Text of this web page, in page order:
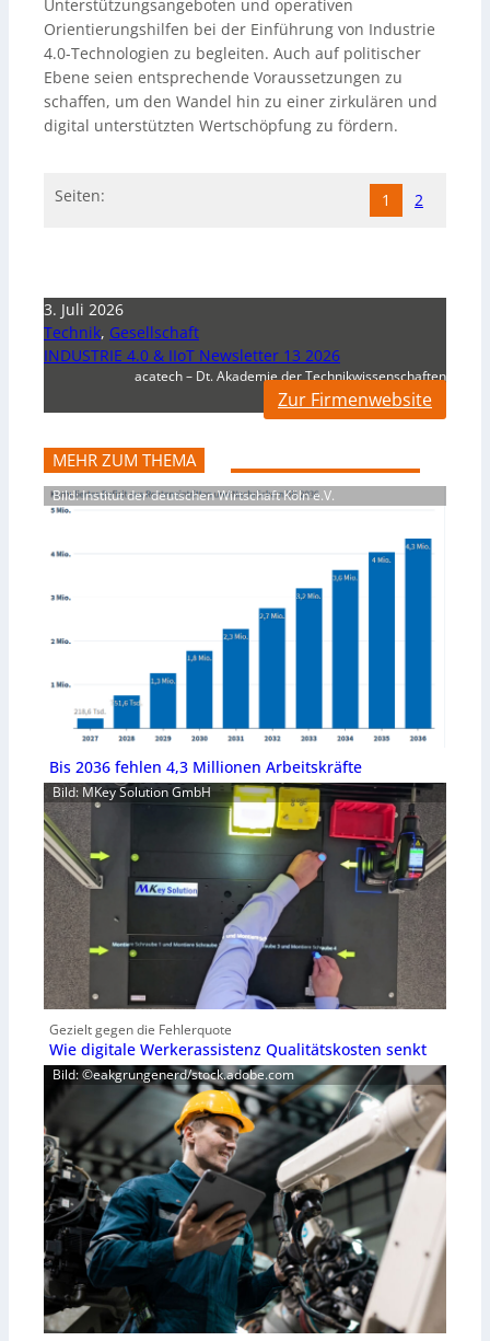
Unterstützungsangeboten und operativen
Orientierungshilfen bei der Einführung von Industrie
4.0-Technologien zu begleiten. Auch auf politischer
Ebene seien entsprechende Voraussetzungen zu
schaffen, um den Wandel hin zu einer zirkulären und
digital unterstützten Wertschöpfung zu fördern.
Seiten: 1 2
3. Juli 2026
Technik, Gesellschaft
INDUSTRIE 4.0 & IIoT Newsletter 13 2026
acatech – Dt. Akademie der Technikwissenschaften
Zur Firmenwebsite
MEHR ZUM THEMA
Bild: Institut der deutschen Wirtschaft Köln e.V.
Bis 2036 fehlen 4,3 Millionen Arbeitskräfte
Bild: MKey Solution GmbH
Gezielt gegen die Fehlerquote
Wie digitale Werkerassistenz Qualitätskosten senkt
Bild: ©eakgrungenerd/stock.adobe.com